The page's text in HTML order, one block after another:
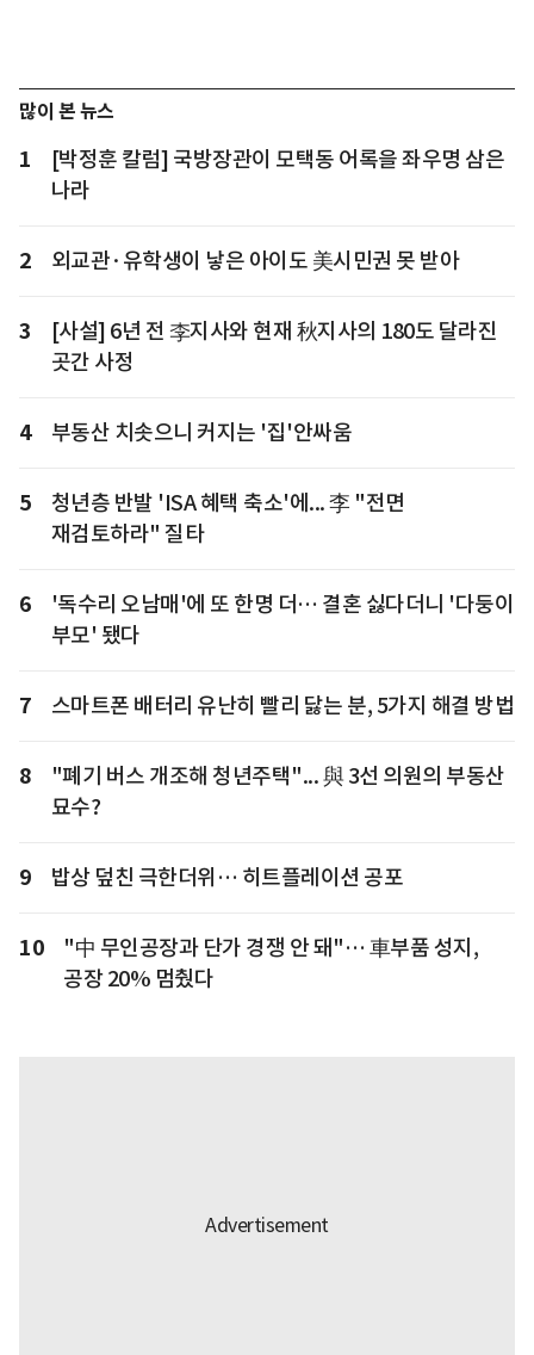
많이 본 뉴스
1
[박정훈 칼럼] 국방장관이 모택동 어록을 좌우명 삼은
나라
2 외교관·유학생이 낳은 아이도 美시민권 못 받아
3
[사설] 6년 전 李지사와 현재 秋지사의 180도 달라진
곳간 사정
4 부동산 치솟으니 커지는 '집'안싸움
5
청년층 반발 'ISA 혜택 축소'에... 李 "전면
재검토하라" 질타
6
'독수리 오남매'에 또 한명 더… 결혼 싫다더니 '다둥이
부모' 됐다
7 스마트폰 배터리 유난히 빨리 닳는 분, 5가지 해결 방법
8
"폐기 버스 개조해 청년주택"... 與 3선 의원의 부동산
묘수?
9 밥상 덮친 극한더위… 히트플레이션 공포
10
"中 무인공장과 단가 경쟁 안 돼"… 車부품 성지,
공장 20% 멈췄다